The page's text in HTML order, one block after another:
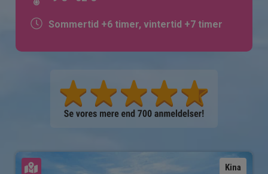
Sommertid +6 timer, vintertid +7 timer
Kina
Se kort